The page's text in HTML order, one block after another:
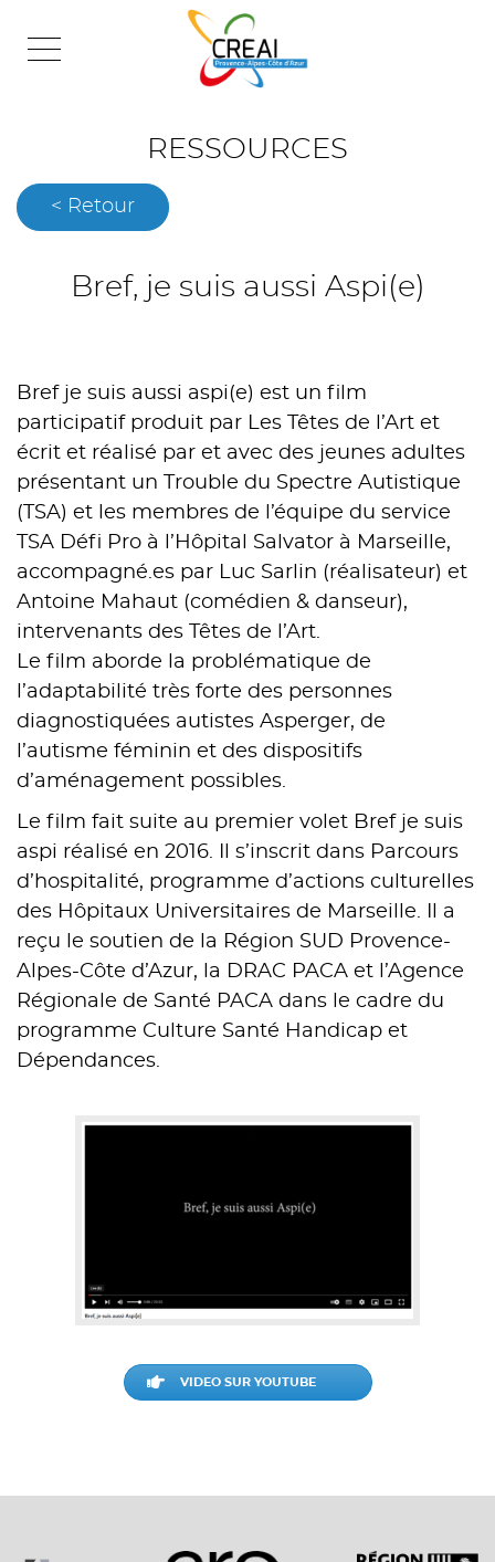
RESSOURCES
< Retour
Bref, je suis aussi Aspi(e)
Bref je suis aussi aspi(e) est un film
participatif produit par Les Têtes de l’Art et
écrit et réalisé par et avec des jeunes adultes
présentant un Trouble du Spectre Autistique
(TSA) et les membres de l’équipe du service
TSA Défi Pro à l’Hôpital Salvator à Marseille,
accompagné.es par Luc Sarlin (réalisateur) et
Antoine Mahaut (comédien & danseur),
intervenants des Têtes de l’Art.
Le film aborde la problématique de
l’adaptabilité très forte des personnes
diagnostiquées autistes Asperger, de
l’autisme féminin et des dispositifs
d’aménagement possibles.
Le film fait suite au premier volet Bref je suis
aspi réalisé en 2016. Il s’inscrit dans Parcours
d’hospitalité, programme d’actions culturelles
des Hôpitaux Universitaires de Marseille. Il a
reçu le soutien de la Région SUD Provence-
Alpes-Côte d’Azur, la DRAC PACA et l’Agence
Régionale de Santé PACA dans le cadre du
programme Culture Santé Handicap et
Dépendances.
VIDEO SUR YOUTUBE